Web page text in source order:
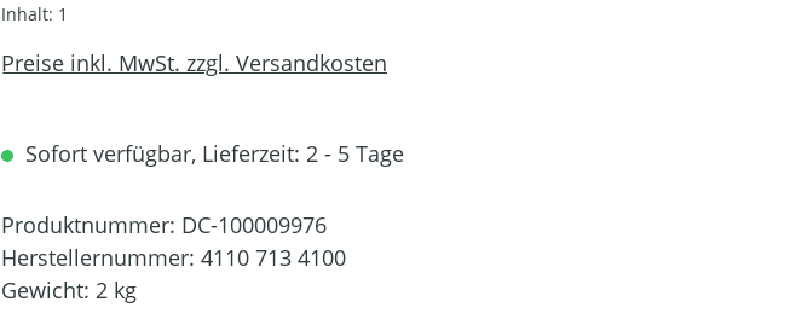
Inhalt: 1
Preise inkl. MwSt. zzgl. Versandkosten
Sofort verfügbar, Lieferzeit: 2 - 5 Tage
Produktnummer: DC-100009976
Herstellernummer: 4110 713 4100
Gewicht: 2 kg